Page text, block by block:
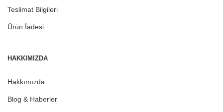
Teslimat Bilgileri
Ürün İadesi
HAKKIMIZDA
Hakkımızda
Blog & Haberler